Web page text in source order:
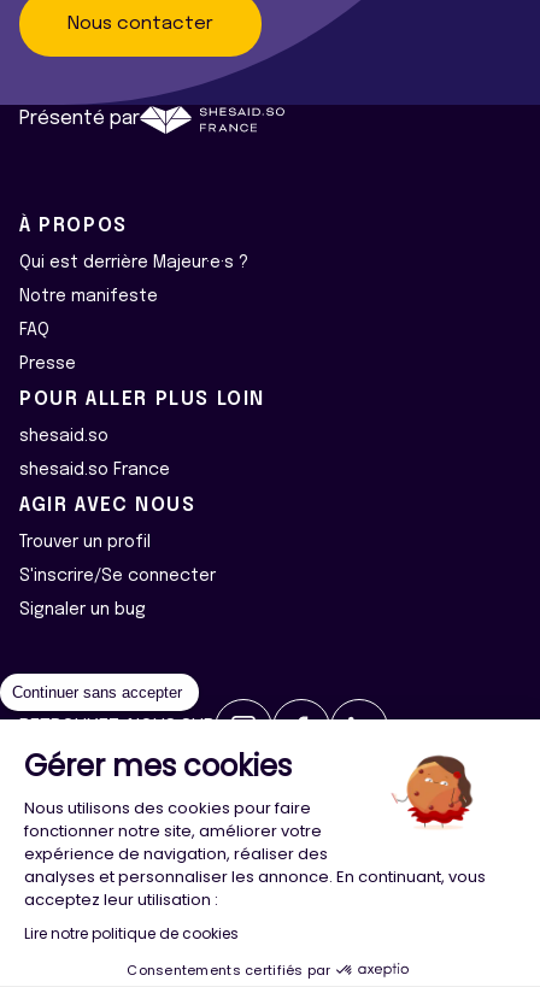
Nous contacter
Présenté par
À PROPOS
Qui est derrière Majeur·e·s ?
Notre manifeste
FAQ
Presse
POUR ALLER PLUS LOIN
shesaid.so
shesaid.so France
AGIR AVEC NOUS
Trouver un profil
S'inscrire/Se connecter
Signaler un bug
2026 ©Majeur·e·s - Tous droits réservés
Politique de confidentialité
Cookies
Conception Agence Adeliom
Continuer sans accepter
Gérer mes cookies
Nous utilisons des cookies pour faire
fonctionner notre site, améliorer votre
expérience de navigation, réaliser des
analyses et personnaliser les annonce. En continuant, vous
acceptez leur utilisation :
Lire notre politique de cookies
Consentements certifiés par